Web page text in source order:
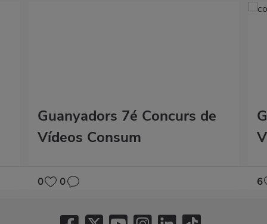
Guanyadors 7é Concurs de
Vídeos Consum
0 0 6